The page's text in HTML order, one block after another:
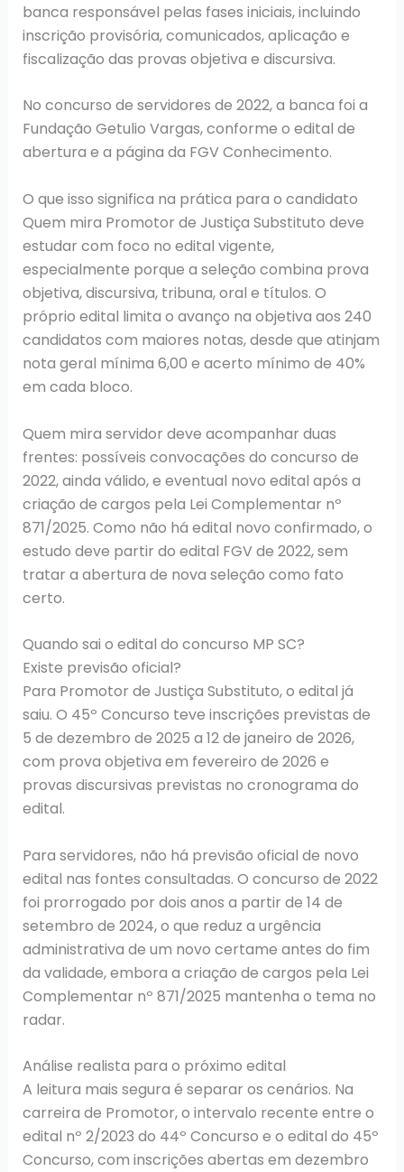
banca responsável pelas fases iniciais, incluindo
inscrição provisória, comunicados, aplicação e
fiscalização das provas objetiva e discursiva.
No concurso de servidores de 2022, a banca foi a
Fundação Getulio Vargas, conforme o edital de
abertura e a página da FGV Conhecimento.
O que isso significa na prática para o candidato
Quem mira Promotor de Justiça Substituto deve
estudar com foco no edital vigente,
especialmente porque a seleção combina prova
objetiva, discursiva, tribuna, oral e títulos. O
próprio edital limita o avanço na objetiva aos 240
candidatos com maiores notas, desde que atinjam
nota geral mínima 6,00 e acerto mínimo de 40%
em cada bloco.
Quem mira servidor deve acompanhar duas
frentes: possíveis convocações do concurso de
2022, ainda válido, e eventual novo edital após a
criação de cargos pela Lei Complementar nº
871/2025. Como não há edital novo confirmado, o
estudo deve partir do edital FGV de 2022, sem
tratar a abertura de nova seleção como fato
certo.
Quando sai o edital do concurso MP SC?
Existe previsão oficial?
Para Promotor de Justiça Substituto, o edital já
saiu. O 45º Concurso teve inscrições previstas de
5 de dezembro de 2025 a 12 de janeiro de 2026,
com prova objetiva em fevereiro de 2026 e
provas discursivas previstas no cronograma do
edital.
Para servidores, não há previsão oficial de novo
edital nas fontes consultadas. O concurso de 2022
foi prorrogado por dois anos a partir de 14 de
setembro de 2024, o que reduz a urgência
administrativa de um novo certame antes do fim
da validade, embora a criação de cargos pela Lei
Complementar nº 871/2025 mantenha o tema no
radar.
Análise realista para o próximo edital
A leitura mais segura é separar os cenários. Na
carreira de Promotor, o intervalo recente entre o
edital nº 2/2023 do 44º Concurso e o edital do 45º
Concurso, com inscrições abertas em dezembro